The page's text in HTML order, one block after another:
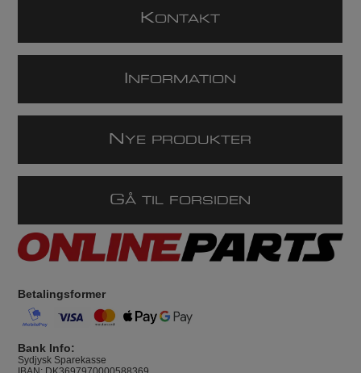
KONTAKT
NFORMATION
N YE PRODUKTER
GÅ TIL FORSIDEN
Betalingsformer
Bank Info:
Sydjysk Sparekasse